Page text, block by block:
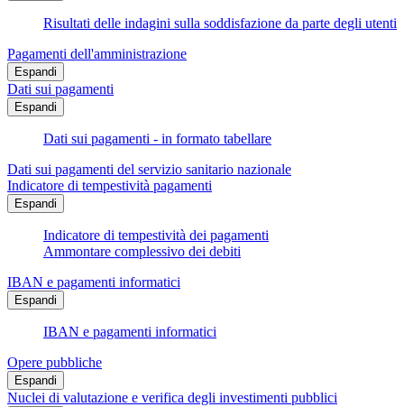
Risultati delle indagini sulla soddisfazione da parte degli utenti
Pagamenti dell'amministrazione
Espandi
Dati sui pagamenti
Espandi
Dati sui pagamenti - in formato tabellare
Dati sui pagamenti del servizio sanitario nazionale
Indicatore di tempestività pagamenti
Espandi
Indicatore di tempestività dei pagamenti
Ammontare complessivo dei debiti
IBAN e pagamenti informatici
Espandi
IBAN e pagamenti informatici
Opere pubbliche
Espandi
Nuclei di valutazione e verifica degli investimenti pubblici